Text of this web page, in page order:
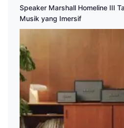
Speaker Marshall Homeline III
Musik yang Imersif